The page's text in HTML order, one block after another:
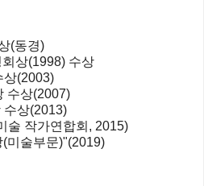
(동경)
상(1998) 수상
상(2003)
수상(2007)
수상(2013)
술 작가연합회, 2015)
미술부문)"(2019)